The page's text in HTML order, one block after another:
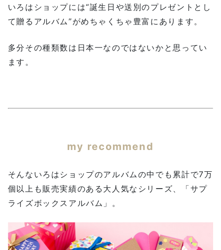
いろはショップには“誕生日や送別のプレゼントとし
て贈るアルバム”がめちゃくちゃ豊富にあります。
多分その種類数は日本一なのではないかと思ってい
ます。
my recommend
そんないろはショップのアルバムの中でも累計で7万
個以上も販売実績のある大人気なシリーズ、「サプ
ライズボックスアルバム」。